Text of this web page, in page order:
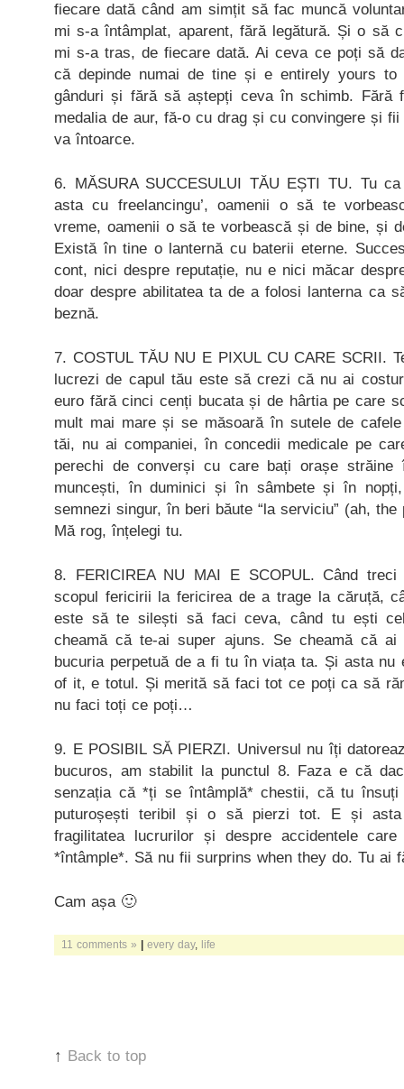
fiecare dată când am simțit să fac muncă
mi s-a întâmplat, aparent, fără legătură. Și o să
mi s-a tras, de fiecare dată. Ai ceva ce poți să
că depinde numai de tine și e entirely yours
gânduri și fără să aștepți ceva în schimb. Fără
medalia de aur, fă-o cu drag și cu convingere și
va întoarce.
6. MĂSURA SUCCESULUI TĂU EȘTI TU. Tu
asta cu freelancingu’, oamenii o să te
vreme, oamenii o să te vorbească și de bine, și
Există în tine o lanternă cu baterii eterne.
cont, nici despre reputație, nu e nici măcar
doar despre abilitatea ta de a folosi lanterna ca
beznă.
7. COSTUL TĂU NU E PIXUL CU CARE SCRII.
lucrezi de capul tău este să crezi că nu ai
euro fără cinci cenți bucata și de hârtia pe care
mult mai mare și se măsoară în sutele de
tăi, nu ai companiei, în concedii medicale pe
perechi de converși cu care bați orașe
muncești, în duminici și în sâmbete și în
semnezi singur, în beri băute “la serviciu” (ah,
Mă rog, înțelegi tu.
8. FERICIREA NU MAI E SCOPUL. Când
scopul fericirii la fericirea de a trage la căruță,
este să te silești să faci ceva, când tu ești
cheamă că te-ai super ajuns. Se cheamă că
bucuria perpetuă de a fi tu în viața ta. Și asta nu
of it, e totul. Și merită să faci tot ce poți ca să
nu faci toți ce poți…
9. E POSIBIL SĂ PIERZI. Universul nu îți
bucuros, am stabilit la punctul 8. Faza e că
senzația că *ți se întâmplă* chestii, că tu
puturoșești teribil și o să pierzi tot. E și
fragilitatea lucrurilor și despre accidentele
*întâmple*. Să nu fii surprins when they do. Tu ai
Cam așa 🙂
11 comments » | every day, life
↑ Back to top